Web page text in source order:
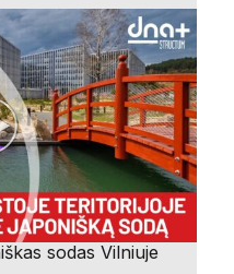
sodas Vilniuje